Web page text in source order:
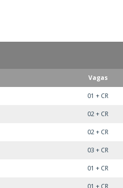
Vagas
01 + CR
02 + CR
02 + CR
03 + CR
01 + CR
01 + CR